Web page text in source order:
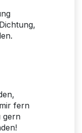
fern
gern